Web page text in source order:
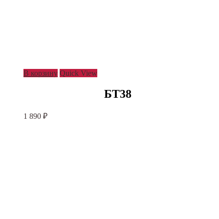
В корзину Quick View
БТ38
1 890 ₽